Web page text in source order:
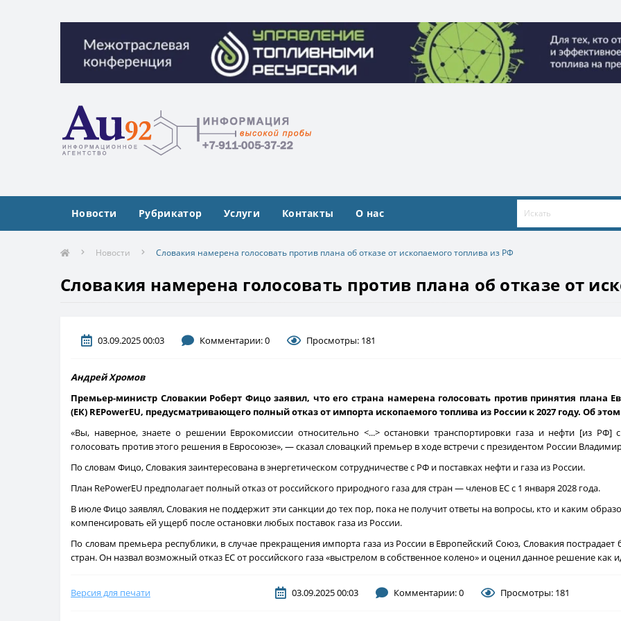
Межотраслевая конференция «Управление топливными ресурсами». Организатор ООО «Квадрат
Межотраслевая конференция «Управление топливными ресурсами». Организатор ООО «Квадрат
Новости Рубрикатор Услуги Контакты О нас
Новости Словакия намерена голосовать против плана об отказе от ископаемого топлива из РФ
Словакия намерена голосовать против плана об отказе от
03.09.2025 00:03 Комментарии: 0 Просмотры: 181
Андрей Хромов
Премьер-министр Словакии Роберт Фицо заявил, что его страна намерена голосовать против принятия плана
(ЕК) REPowerEU, предусматривающего полный отказ от импорта ископаемого топлива из России к 2027 году. Об
«Вы, наверное, знаете о решении Еврокомиссии относительно <...> остановки транспортировки газа и нефти [из
голосовать против этого решения в Евросоюзе», — сказал словацкий премьер в ходе встречи с президентом России
По словам Фицо, Словакия заинтересована в энергетическом сотрудничестве с РФ и поставках нефти и газа из России.
План RePowerEU предполагает полный отказ от российского природного газа для стран — членов ЕС с 1 января 2028 года.
В июле Фицо заявлял, Словакия не поддержит эти санкции до тех пор, пока не получит ответы на вопросы, кто и каким
компенсировать ей ущерб после остановки любых поставок газа из России.
По словам премьера республики, в случае прекращения импорта газа из России в Европейский Союз, Словакия пострадает
стран. Он назвал возможный отказ ЕС от российского газа «выстрелом в собственное колено» и оценил данное решение как
Версия для печати 03.09.2025 00:03 Комментарии: 0 Просмотры: 181